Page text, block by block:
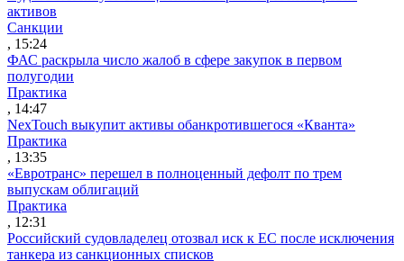
активов
Санкции
, 15:24
ФАС раскрыла число жалоб в сфере закупок в первом
полугодии
Практика
, 14:47
NexTouch выкупит активы обанкротившегося «Кванта»
Практика
, 13:35
«Евротранс» перешел в полноценный дефолт по трем
выпускам облигаций
Практика
, 12:31
Российский судовладелец отозвал иск к ЕС после исключения
танкера из санкционных списков